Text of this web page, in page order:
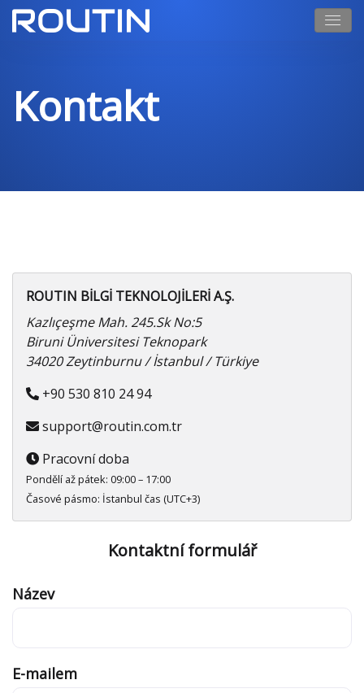
Kontakt
ROUTIN BİLGİ TEKNOLOJİLERİ A.Ş.
Kazlıçeşme Mah. 245.Sk No:5
Biruni Üniversitesi Teknopark
34020 Zeytinburnu / İstanbul / Türkiye
+90 530 810 24 94
support@routin.com.tr
Pracovní doba
Pondělí až pátek: 09:00 – 17:00
Časové pásmo: İstanbul čas (UTC+3)
Kontaktní formulář
Název
E-mailem